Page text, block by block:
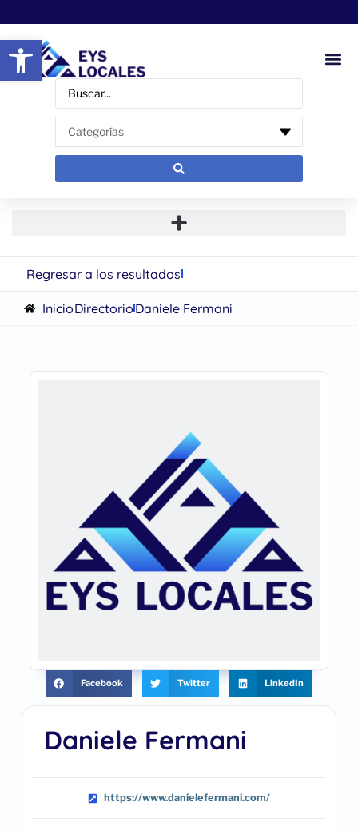
Abrir barra de herramientas
Regresar a los resultados
InicioDirectorioDaniele Fermani
Daniele Fermani
https://www.danielefermani.com/
Facebook Twitter LinkedIn